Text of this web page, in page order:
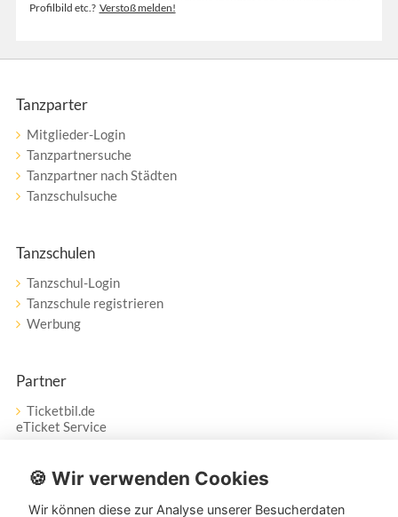
Profilbild etc.? Verstoß melden!
Tanzparter
Mitglieder-Login
Tanzpartnersuche
Tanzpartner nach Städten
Tanzschulsuche
Tanzschulen
Tanzschul-Login
Tanzschule registrieren
Werbung
Partner
Ticketbil.de
eTicket Service
Vertrag widerrufen
🍪 Wir verwenden Cookies
Wir können diese zur Analyse unserer Besucherdaten